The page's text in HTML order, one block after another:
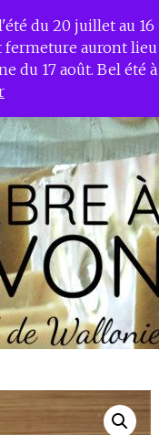
du 20 juillet au 16
fermeture auront lieu
du 17 août. Bel été à